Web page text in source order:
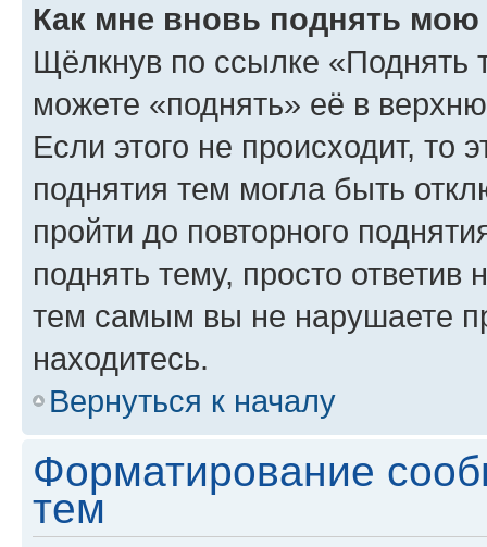
Как мне вновь поднять мою
Щёлкнув по ссылке «Поднять
можете «поднять» её в
Если этого не происходит, то
поднятия тем могла быть
пройти до повторного
поднять тему, просто ответив
тем самым вы не нарушаете
находитесь.
Вернуться к началу
Форматирование
тем